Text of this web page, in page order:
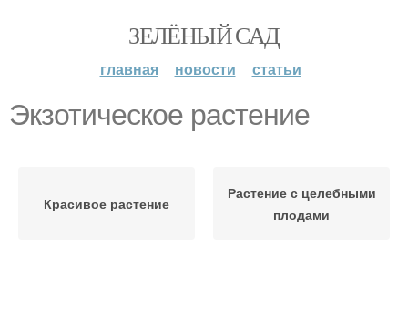
ЗЕЛЁНЫЙ САД
главная новости статьи
Экзотическое растение
Красивое растение
Растение с целебными
плодами